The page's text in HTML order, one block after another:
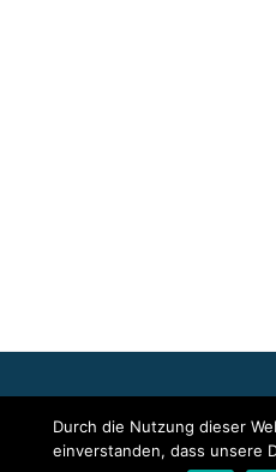
Event bzw. das Stellenangebot
Tonmaterial ist allein der jeweils
Durch die Nutzung dieser
einverstanden, dass unsere